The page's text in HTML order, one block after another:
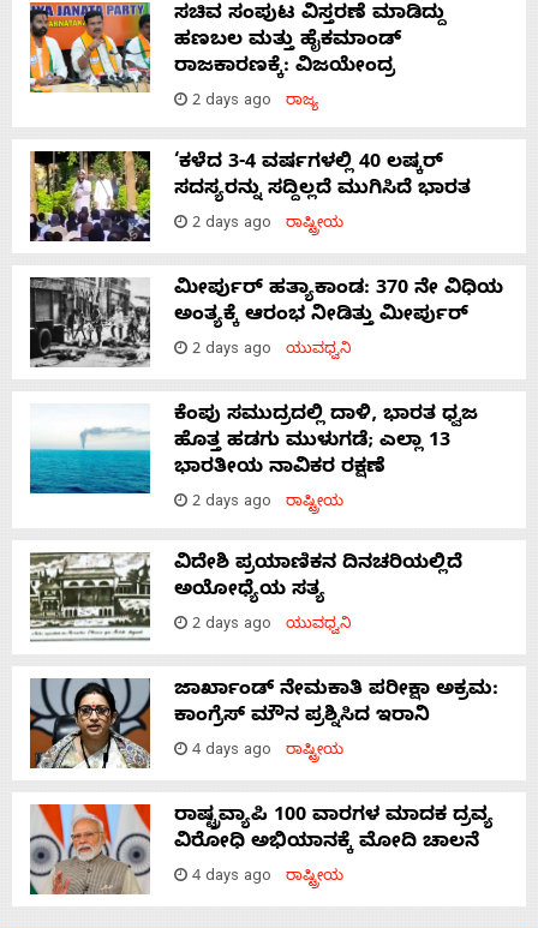
ಸಚಿವ ಸಂಪುಟ ವಿಸ್ತರಣೆ ಮಾಡಿದ್ದು
ಹಣಬಲ ಮತ್ತು ಹೈಕಮಾಂಡ್
ರಾಜಕಾರಣಕ್ಕೆ: ವಿಜಯೇಂದ್ರ
2 days ago ರಾಜ್ಯ
‘ಕಳೆದ 3-4 ವರ್ಷಗಳಲ್ಲಿ 40 ಲಷ್ಕರ್
ಸದಸ್ಯರನ್ನು ಸದ್ದಿಲ್ಲದೆ ಮುಗಿಸಿದೆ ಭಾರತ
2 days ago ರಾಷ್ಟ್ರೀಯ
ಮೀರ್ಪುರ್ ಹತ್ಯಾಕಾಂಡ: 370 ನೇ ವಿಧಿಯ
ಅಂತ್ಯಕ್ಕೆ ಆರಂಭ ನೀಡಿತ್ತು ಮೀರ್ಪುರ್
2 days ago ಯುವಧ್ವನಿ
ಕೆಂಪು ಸಮುದ್ರದಲ್ಲಿ ದಾಳಿ, ಭಾರತ ಧ್ವಜ
ಹೊತ್ತ ಹಡಗು ಮುಳುಗಡೆ; ಎಲ್ಲಾ 13
ಭಾರತೀಯ ನಾವಿಕರ ರಕ್ಷಣೆ
2 days ago ರಾಷ್ಟ್ರೀಯ
ವಿದೇಶಿ ಪ್ರಯಾಣಿಕನ ದಿನಚರಿಯಲ್ಲಿದೆ
ಅಯೋಧ್ಯೆಯ ಸತ್ಯ
2 days ago ಯುವಧ್ವನಿ
ಜಾರ್ಖಾಂಡ್‌ ನೇಮಕಾತಿ ಪರೀಕ್ಷಾ ಅಕ್ರಮ:
ಕಾಂಗ್ರೆಸ್‌ ಮೌನ ಪ್ರಶ್ನಿಸಿದ ಇರಾನಿ
4 days ago ರಾಷ್ಟ್ರೀಯ
ರಾಷ್ಟ್ರವ್ಯಾಪಿ 100 ವಾರಗಳ ಮಾದಕ ದ್ರವ್ಯ
ವಿರೋಧಿ ಅಭಿಯಾನಕ್ಕೆ ಮೋದಿ ಚಾಲನೆ
4 days ago ರಾಷ್ಟ್ರೀಯ